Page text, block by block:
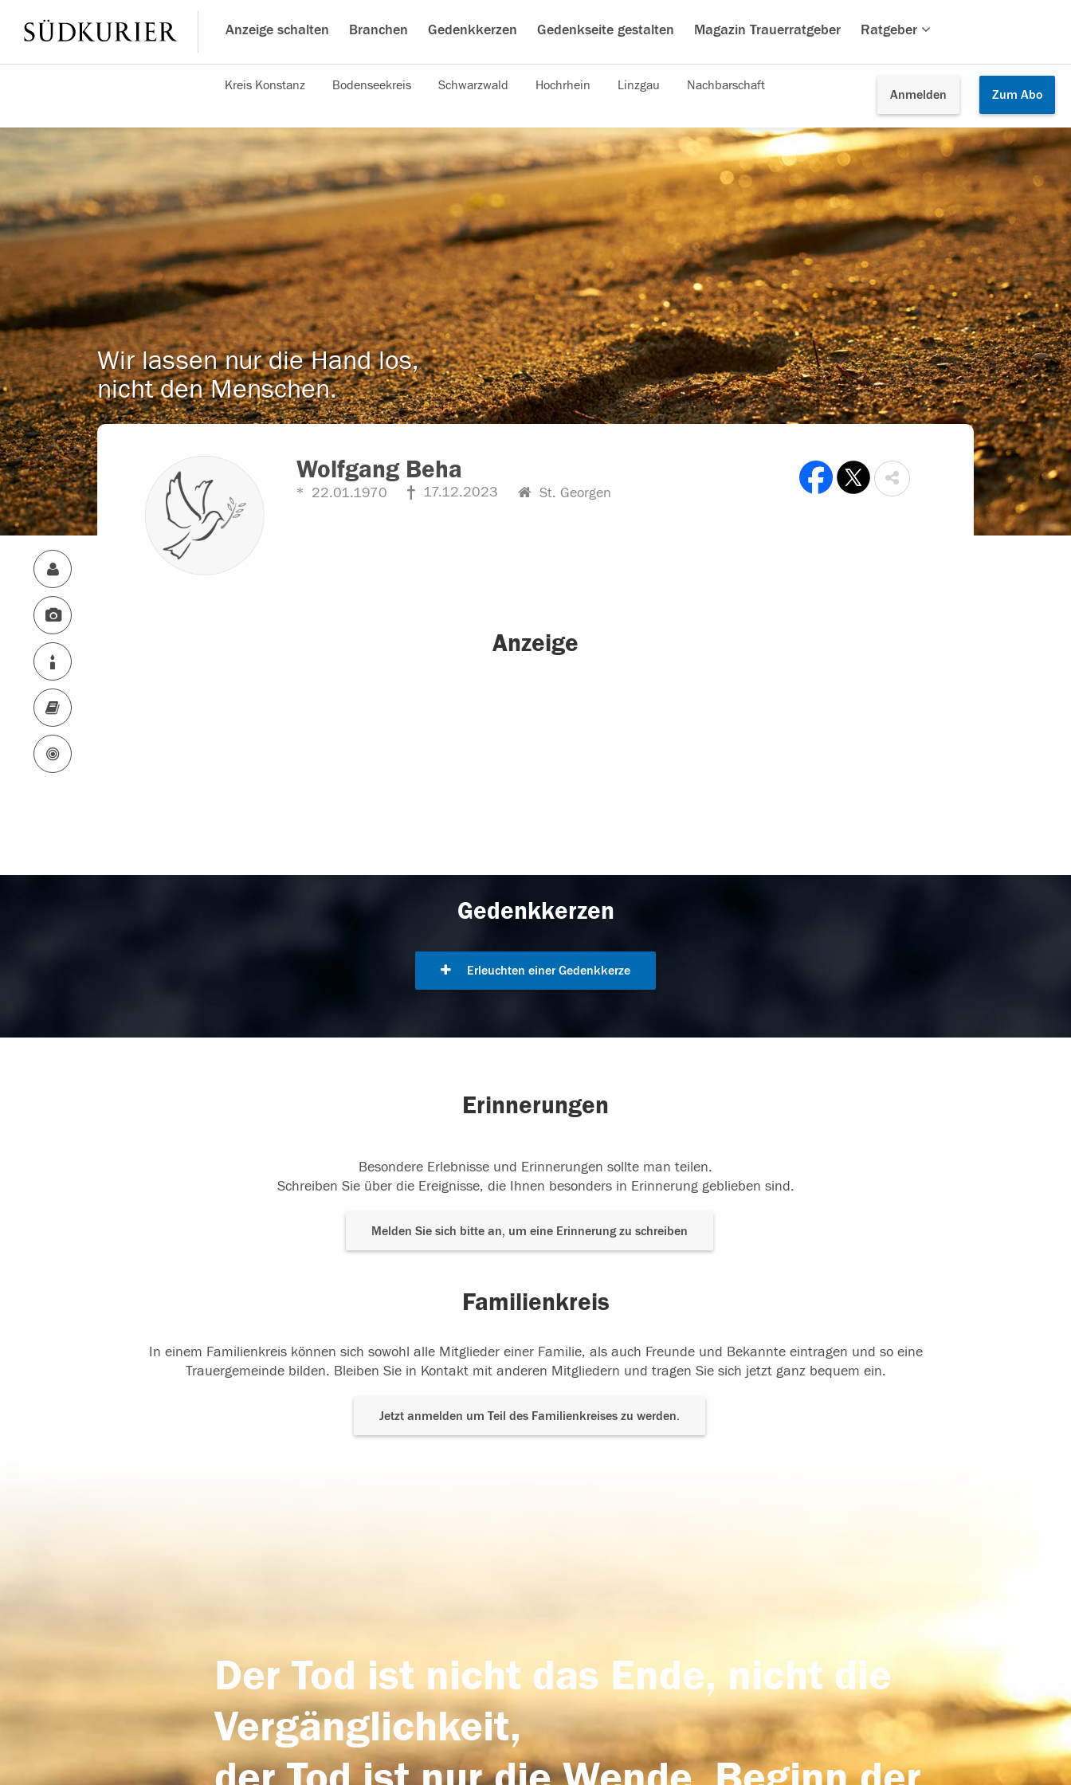
Anzeige schalten Branchen Gedenkkerzen Gedenkseite gestalten Magazin Trauerratgeber Ratgeber
Anmelden Zum Abo
Kreis Konstanz Bodenseekreis Schwarzwald Hochrhein Linzgau Nachbarschaft
Wir lassen nur die Hand los,
nicht den Menschen.
Wolfgang Beha
22.01.1970 17.12.2023 St. Georgen
Anzeige
Gedenkkerzen
Erleuchten einer Gedenkkerze
Erinnerungen
Besondere Erlebnisse und Erinnerungen sollte man teilen.
Schreiben Sie über die Ereignisse, die Ihnen besonders in Erinnerung geblieben sind.
Melden Sie sich bitte an, um eine Erinnerung zu schreiben
Familienkreis
In einem Familienkreis können sich sowohl alle Mitglieder einer Familie, als auch Freunde und Bekannte eintragen und so eine
Trauergemeinde bilden. Bleiben Sie in Kontakt mit anderen Mitgliedern und tragen Sie sich jetzt ganz bequem ein.
Jetzt anmelden um Teil des Familienkreises zu werden.
Der Tod ist nicht das Ende, nicht die
Vergänglichkeit,